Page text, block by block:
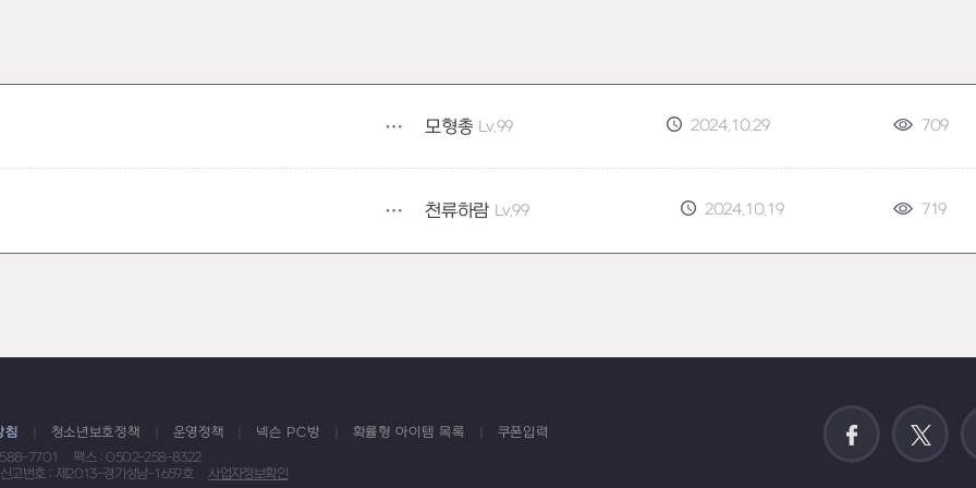
모형총 Lv.99 2024.10.29 709
천류하람 Lv.99 2024.10.19 719
침 청소년보호정책 운영정책 넥슨 PC방 확률형 아이템 목록
쿠폰입력
7701
팩스 : 0502-258-8322
고번호 : 제2013-경기성남-1659호
사업자정보확인